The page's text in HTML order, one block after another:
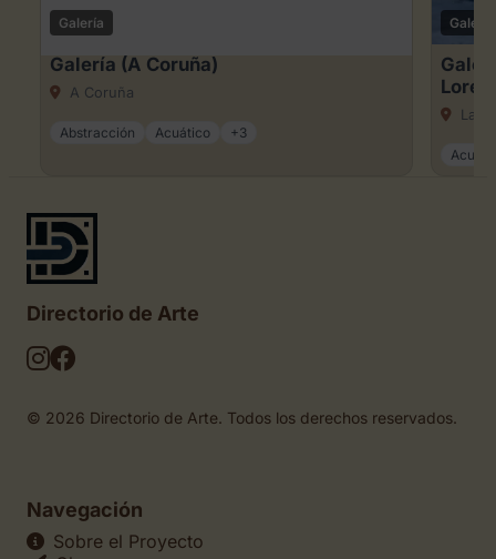
Galería
Galería (A Coruña)
A Coruña
Abstracción Acuático +3
Galería
La
Directorio de Arte
© 2026 Directorio de Arte. Todos los derechos reservados.
Navegación
Sobre el Proyecto